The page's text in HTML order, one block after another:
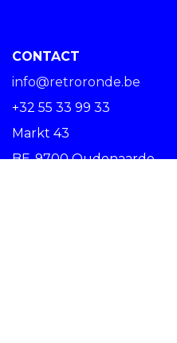
CONTACT
info@retroronde.be
+32 55 33 99 33
Markt 43
BE-9700 Oudenaarde